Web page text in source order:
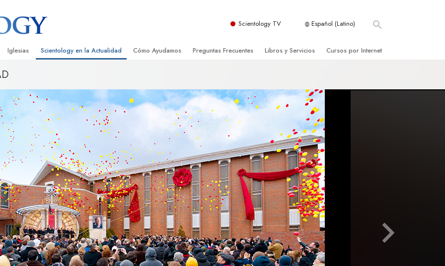
Scientology TV Español (Latino)
acerca de
Scientology
Iglesias
Encontrar una Iglesia
Iglesias Ideales de Scientology
Organizaciones Avanzadas
Base en Tierra de Flag
Freewinds
Llevando Scientology al Mundo
Scientology en la Actualidad
Eventos de Scientology
David Miscavige: Líder Eclesiástico de
Scientology
Cómo Ayudamos
Applied Scholastics
La Verdad Sobre las Drogas
Unidos por los Derechos Humanos
Comisión de Ciudadanos por los
Derechos Humanos
Ministros Voluntarios de Scientology
Preguntas Frecuentes
Dentro de una Iglesia
La Organización de Scientology
Libros y Servicios
Audiolibros
Conferencias Introductorias
Películas Introductorias
Servicios Iniciales
Cursos por Internet
Las Dinámicas de la Existencia
Los Componentes de la Comprensión
Soluciones para un Entorno Peligroso
Ayudas para Enfermedades y Lesiones
La Integridad y la Honestidad
El Matrimonio
La Escala Tonal Emocional
Respuestas a las Drogas
Los Niños